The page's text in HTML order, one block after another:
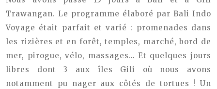
Trawangan. Le programme élaboré par Bali Indo
Voyage était parfait et varié : promenades dans
les rizières et en forêt, temples, marché, bord de
mer, pirogue, vélo, massages… Et quelques jours
libres dont 3 aux îles Gili où nous avons
notamment pu nager aux côtés de tortues ! Un